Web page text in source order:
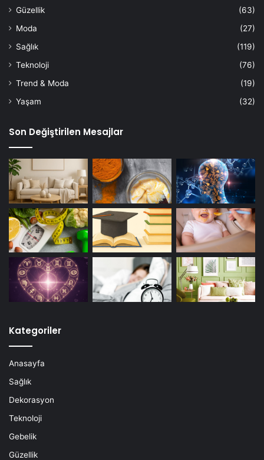
Güzellik
(63)
Moda
(27)
Sağlık
(119)
Teknoloji
(76)
Trend & Moda
(19)
Yaşam
(32)
Son Değiştirilen Mesajlar
Kategoriler
Anasayfa
Sağlık
Dekorasyon
Teknoloji
Gebelik
Güzellik